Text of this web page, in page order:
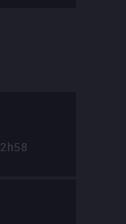
2h58